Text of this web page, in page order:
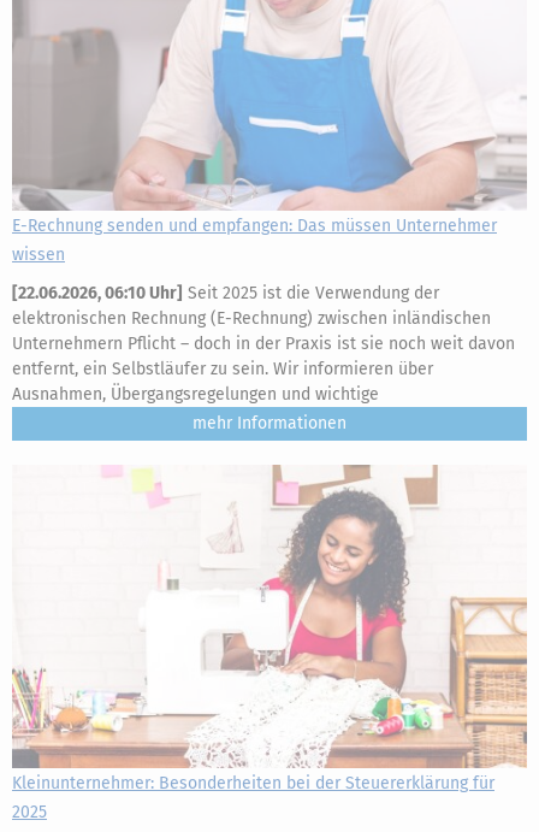
E-Rechnung senden und empfangen: Das müssen Unternehmer
wissen
[22.06.2026, 06:10 Uhr] Seit 2025 ist die Verwendung der
elektronischen Rechnung (E-Rechnung) zwischen inländischen
Unternehmern Pflicht – doch in der Praxis ist sie noch weit davon
entfernt, ein Selbstläufer zu sein. Wir informieren über
Ausnahmen, Übergangsregelungen und wichtige
mehr
Kleinunternehmer: Besonderheiten bei der Steuererklärung für
2025